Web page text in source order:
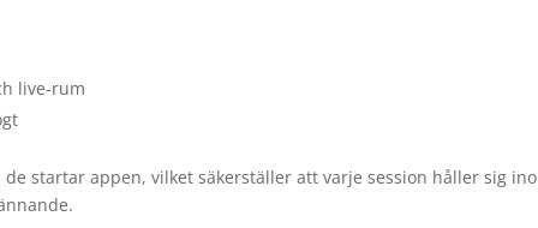
live-rum
startar appen, vilket säkerställer att varje session håller sig